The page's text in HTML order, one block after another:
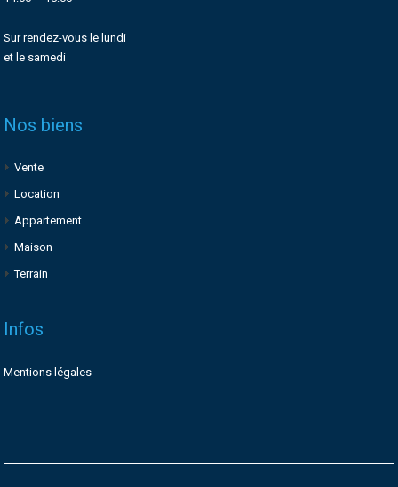
Sur rendez-vous le lundi
et le samedi
Nos biens
Vente
Location
Appartement
Maison
Terrain
Infos
Mentions légales